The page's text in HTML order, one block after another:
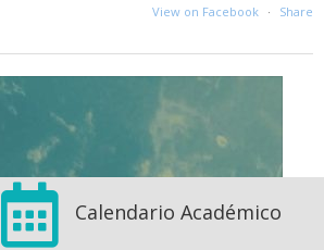
View on Facebook · Share
 Calendario Académico